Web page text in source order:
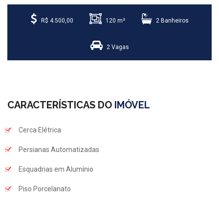
R$ 4.500,00 120 m² 2 Banheiros
2 Vagas
CARACTERÍSTICAS DO IMÓVEL
Cerca Elétrica
Persianas Automatizadas
Esquadrias em Alumínio
Piso Porcelanato